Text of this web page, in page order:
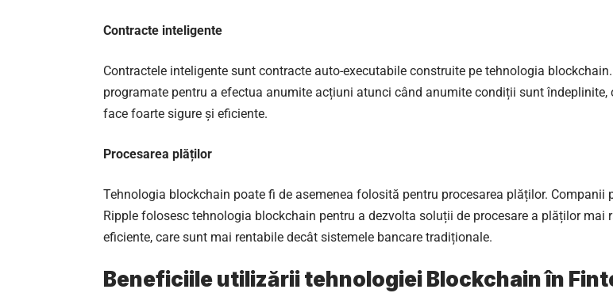
Contracte inteligente
Contractele inteligente sunt contracte auto-executabile construite pe tehnologia
programate pentru a efectua anumite acțiuni atunci când anumite condiții sunt îndeplinite,
face foarte sigure și eficiente.
Procesarea plăților
Tehnologia blockchain poate fi de asemenea folosită pentru procesarea plăților. Companii
Ripple folosesc tehnologia blockchain pentru a dezvolta soluții de procesare a plăților mai
eficiente, care sunt mai rentabile decât sistemele bancare tradiționale.
Beneficiile utilizării tehnologiei Blockchain în